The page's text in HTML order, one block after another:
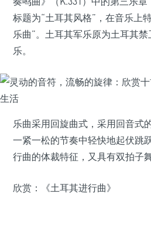
标题为“土耳其风格”，在音乐上
乐曲”。土耳其军乐原为土耳其
乐。
乐曲采用回旋曲式，采用回音式
一紧一松的节奏中轻快地起伏跳
行曲的体裁特征，又具有双拍子
欣赏：《土耳其进行曲》